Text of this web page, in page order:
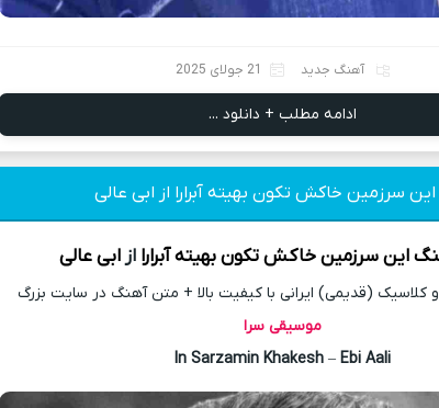
آهنگ جدید 21 جولای 2025
ادامه مطلب + دانلود ...
سرزمین خاکش تکون بهیته آبرارا از ابی عالی
این سرزمین خاکش تکون بهیته آبرارا ازابی عالی
(قدیمی) ایرانی با کیفیت بالا + متن آهنگ در سایت بزرگ
موسیقی سرا
In Sarzamin Khakesh –Ebi Aali